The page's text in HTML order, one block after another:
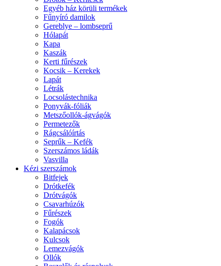
Egyéb ház körüli termékek
Fűnyíró damilok
Gereblye – lombseprű
Hólapát
Kapa
Kaszák
Kerti fűrészek
Kocsik – Kerekek
Lapát
Létrák
Locsolástechnika
Ponyvák-fóliák
Metszőollók-ágvágók
Permetezők
Rágcsálóírtás
Seprűk – Kefék
Szerszámos ládák
Vasvilla
Kézi szerszámok
Bitfejek
Drótkefék
Drótvágók
Csavarhúzók
Fűrészek
Fogók
Kalapácsok
Kulcsok
Lemezvágók
Ollók